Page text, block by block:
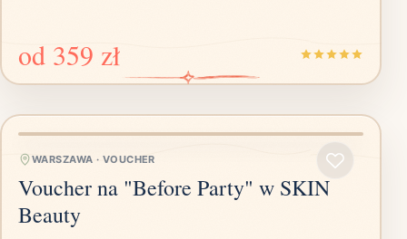
od 359 zł
WARSZAWA · VOUCHER
Voucher na "Before Party" w SKIN
Beauty